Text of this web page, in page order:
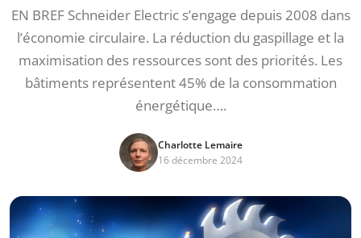
EN BREF Schneider Electric s’engage depuis 2008 dans
l’économie circulaire. La réduction du gaspillage et la
maximisation des ressources sont des priorités. Les
bâtiments représentent 45% de la consommation
énergétique….
Charlotte Lemaire
16 décembre 2024